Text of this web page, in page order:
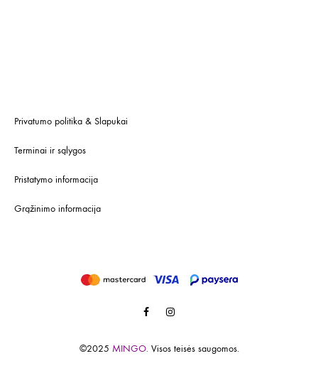
Privatumo politika & Slapukai
Terminai ir sąlygos
Pristatymo informacija
Grąžinimo informacija
FacebookInstagram
©2025 MINGO. Visos teisės saugomos.